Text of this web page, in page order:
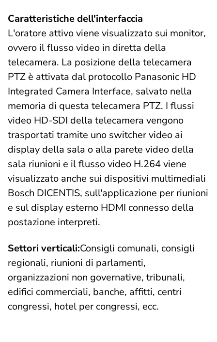
Caratteristiche dell'interfaccia
L'oratore attivo viene visualizzato sui monitor,
ovvero il flusso video in diretta della
telecamera. La posizione della telecamera
PTZ è attivata dal protocollo Panasonic HD
Integrated Camera Interface, salvato nella
memoria di questa telecamera PTZ. I flussi
video HD-SDI della telecamera vengono
trasportati tramite uno switcher video ai
display della sala o alla parete video della
sala riunioni e il flusso video H.264 viene
visualizzato anche sui dispositivi multimediali
Bosch DICENTIS, sull'applicazione per riunioni
e sul display esterno HDMI connesso della
postazione interpreti.
Settori verticali:Consigli comunali, consigli
regionali, riunioni di parlamenti,
organizzazioni non governative, tribunali,
edifici commerciali, banche, affitti, centri
congressi, hotel per congressi, ecc.